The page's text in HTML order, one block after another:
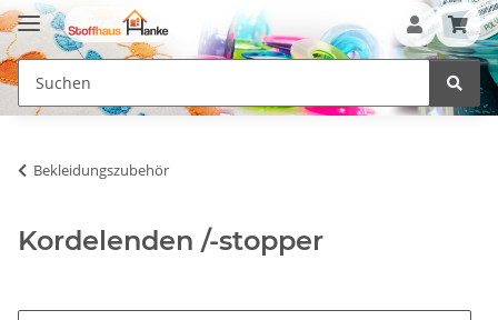
Bekleidungszubehör
Kordelenden /-stopper